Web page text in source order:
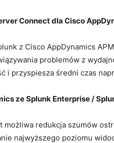
Connect dla Cisco
z Cisco AppDynamics
problemów z
i przyspiesza średni czas
ze Splunk Enterprise /
możliwa redukcja szumów
najwyższego poziomu